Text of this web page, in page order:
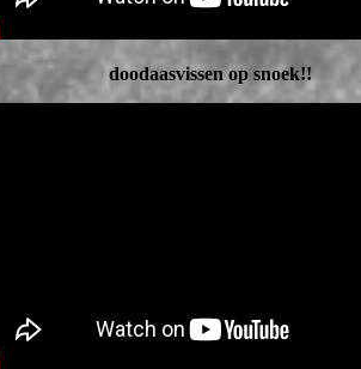
doodaasvissen op snoek!!